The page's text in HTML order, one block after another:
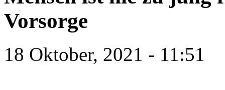
Vorsorge
18 Oktober, 2021 - 11:51